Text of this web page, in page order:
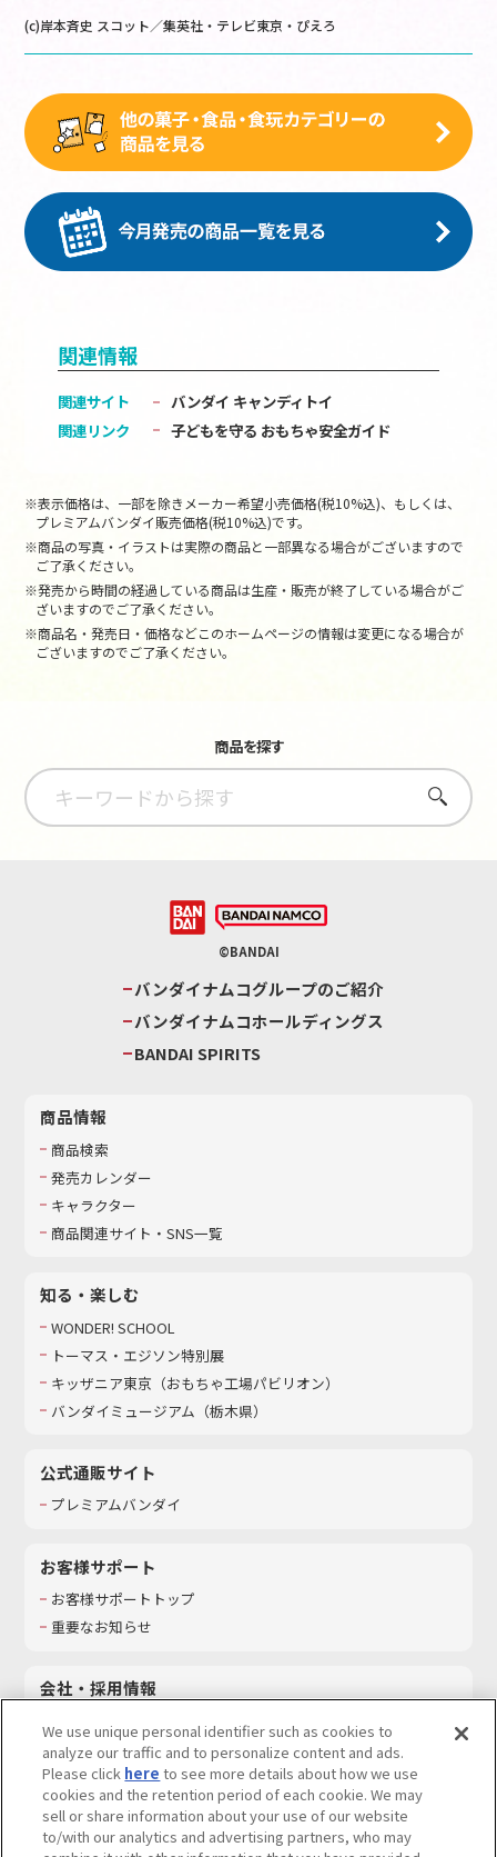
(c)岸本斉史 スコット／集英社・テレビ東京・ぴえろ
関連情報
関連サイト
バンダイ キャンディトイ
関連リンク
子どもを守る おもちゃ安全ガイド
※表示価格は、一部を除きメーカー希望小売価格(税10%込)、もしくは、
プレミアムバンダイ販売価格(税10%込)です。
※商品の写真・イラストは実際の商品と一部異なる場合がございますので
ご了承ください。
※発売から時間の経過している商品は生産・販売が終了している場合がご
ざいますのでご了承ください。
※商品名・発売日・価格などこのホームページの情報は変更になる場合が
ございますのでご了承ください。
商品を探す
さがす
©BANDAI
バンダイナムコグループのご紹介
バンダイナムコホールディングス
BANDAI SPIRITS
商品情報
商品検索
発売カレンダー
キャラクター
商品関連サイト・SNS一覧
知る・楽しむ
WONDER! SCHOOL
トーマス・エジソン特別展
キッザニア東京（おもちゃ工場パビリオン）​
バンダイミュージアム（栃木県）
公式通販サイト
プレミアムバンダイ
お客様サポート
お客様サポートトップ
重要なお知らせ
会社・採用情報
採用情報
サステナビリティ
お問い合わせ
We use unique personal identifier such as cookies to
analyze our traffic and to personalize content and ads.
Please click here to see more details about how we use
cookies and the retention period of each cookie. We may
sell or share information about your use of our website
to/with our analytics and advertising partners, who may